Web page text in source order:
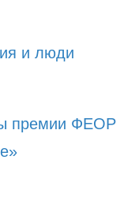
и люди
премии ФЕОР